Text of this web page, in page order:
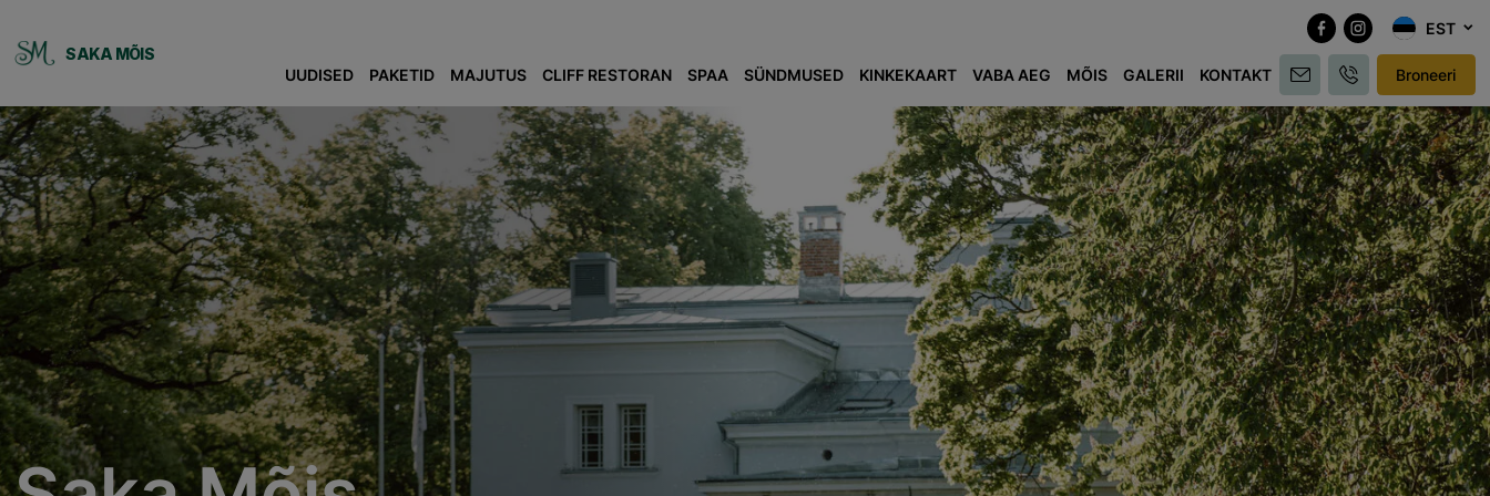
SAKA MÕIS
UUDISED
PAKETID MAJUTUS CLIFF RESTORAN SPAA SÜNDMUSED KINKEKAART VABA AEG MÕIS GALERII KONTAKT
EST
Broneeri